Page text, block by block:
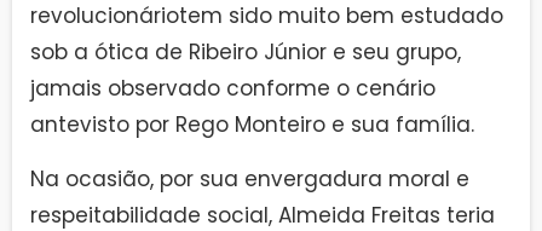
revolucionáriotem sido muito bem estudado
sob a ótica de Ribeiro Júnior e seu grupo,
jamais observado conforme o cenário
antevisto por Rego Monteiro e sua família.
Na ocasião, por sua envergadura moral e
respeitabilidade social, Almeida Freitas teria